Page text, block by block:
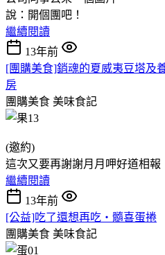
說：開個團吧！
繼續閱讀
13年前
[團購美食]銷魂的夏威夷豆塔及
房
團購美食 美味食記
(邀約)
這次又要再謝謝月月呷好道相報
繼續閱讀
13年前
[公益]吃了還想再吃‧髓喜蛋捲
團購美食 美味食記